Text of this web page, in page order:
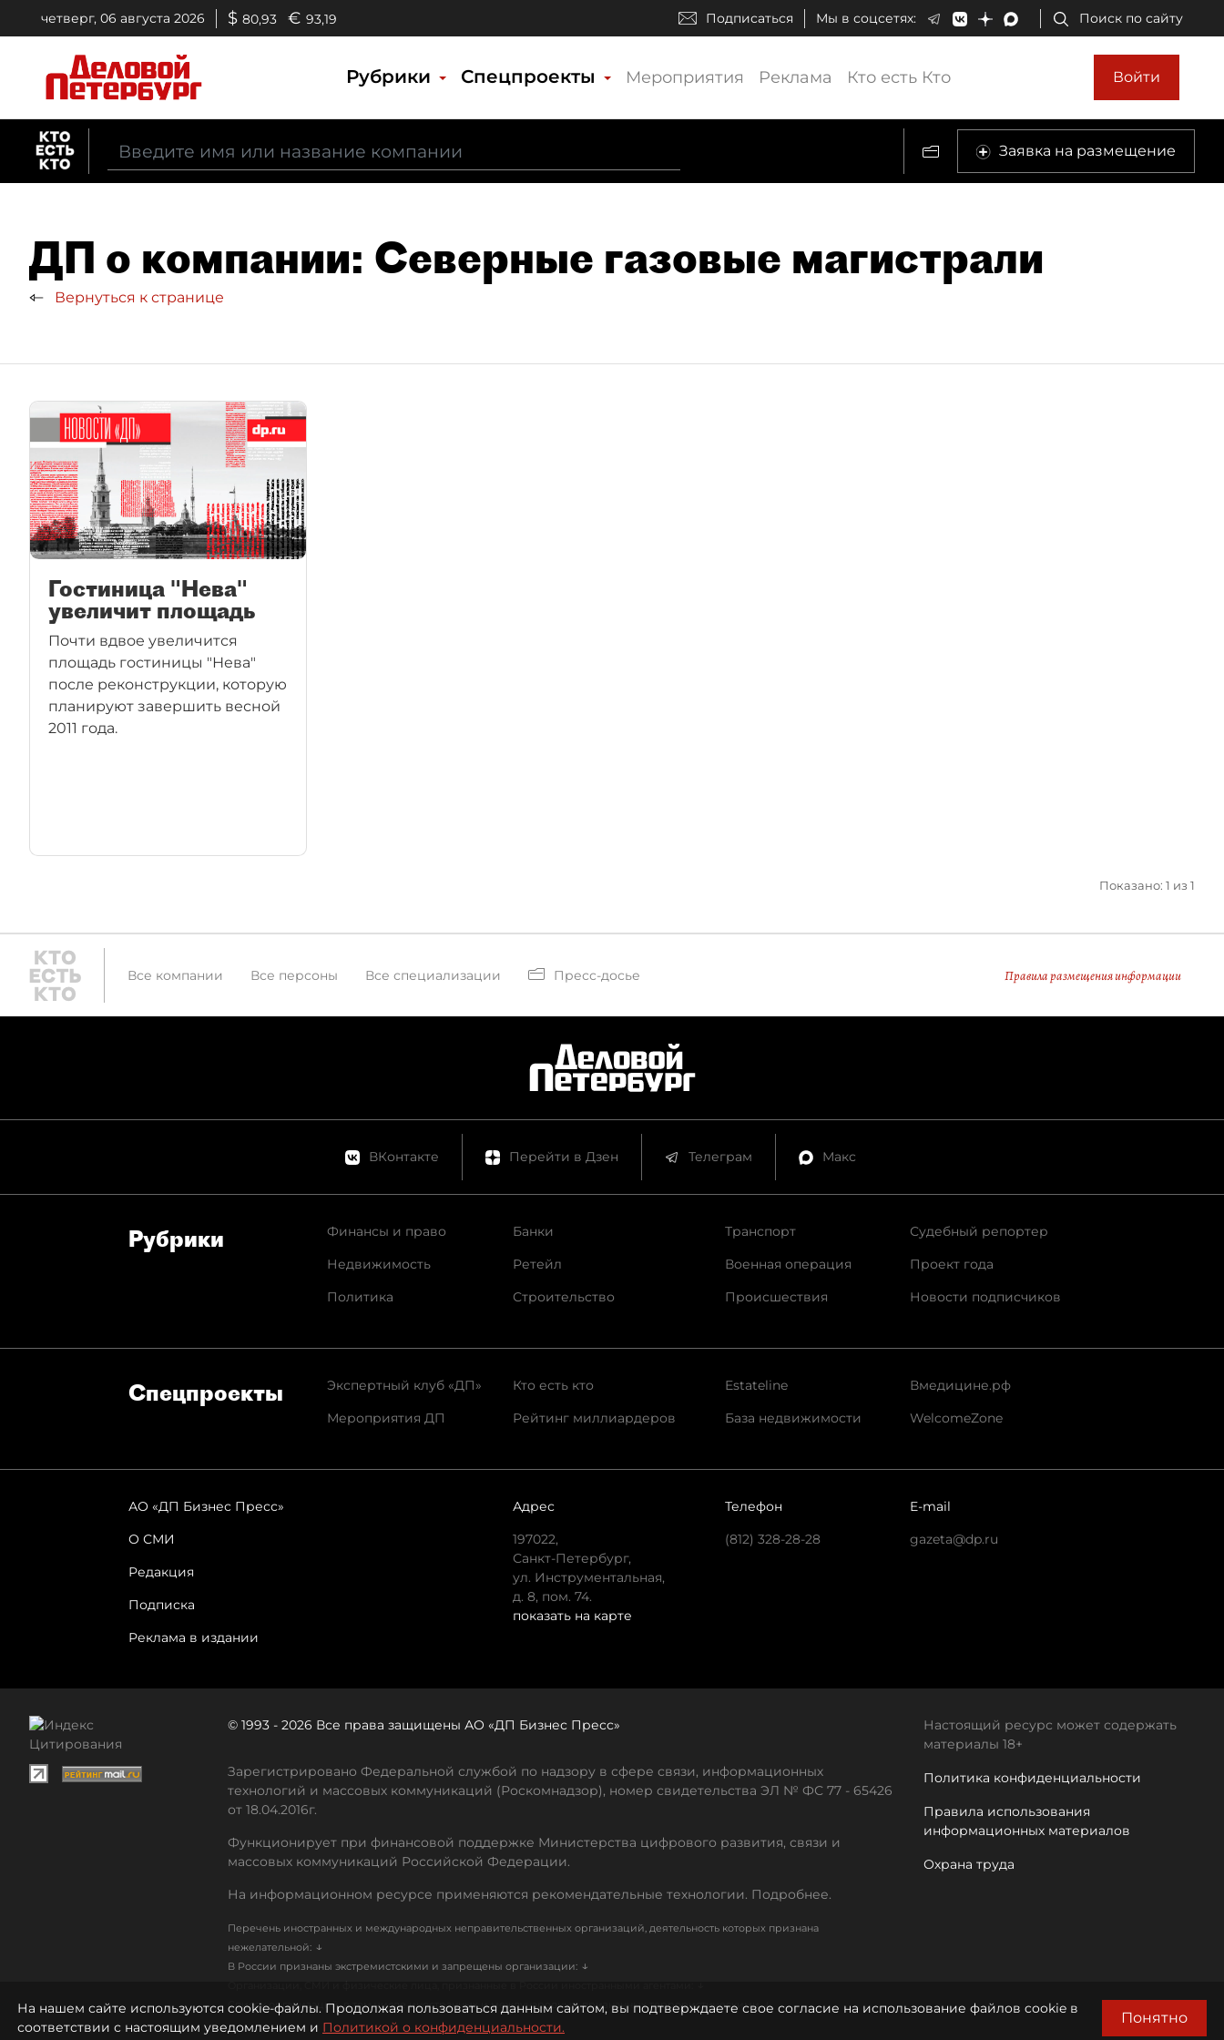
четверг, 06 августа 2026 $ 80,93 € 93,19 Подписаться Мы в соцсетях: Поиск по сайту
Рубрики Спецпроекты Мероприятия Реклама Кто есть Кто Войти
Заявка на размещение
ДП о компании: Северные газовые магистрали
Вернуться к странице
Гостиница "Нева"
увеличит площадь
Почти вдвое увеличится
площадь гостиницы "Нева"
после реконструкции, которую
планируют завершить весной
2011 года.
Показано: 1 из 1
Все компании Все персоны Все специализации Пресс-досье Правила размещения информации
ВКонтакте Перейти в Дзен Телеграм Макс
Рубрики
Финансы и право
Недвижимость
Политика
Банки
Ретейл
Строительство
Транспорт
Военная операция
Происшествия
Судебный репортер
Проект года
Новости подписчиков
Спец­проекты
Экспертный клуб «ДП»
Мероприятия ДП
Кто есть кто
Рейтинг миллиардеров
Estateline
База недвижимости
Вмедицине.рф
WelcomeZone
АО «ДП Бизнес Пресс»
О СМИ
Редакция
Подписка
Реклама в издании
Адрес
197022,
Санкт-Петербург,
ул. Инструментальная,
д. 8, пом. 74.
показать на карте
Телефон
(812) 328-28-28
E-mail
gazeta@dp.ru
© 1993 - 2026 Все права защищены АО «ДП Бизнес Пресс»
Зарегистрировано Федеральной службой по надзору в сфере связи, информационных
технологий и массовых коммуникаций (Роскомнадзор), номер свидетельства ЭЛ № ФС 77 - 65426
от 18.04.2016г.
Функционирует при финансовой поддержке Министерства цифрового развития, связи и
массовых коммуникаций Российской Федерации.
На информационном ресурсе применяются рекомендательные технологии. Подробнее.
Перечень иностранных и международных неправительственных организаций, деятельность которых признана
нежелательной: ↓
В России признаны экстремистскими и запрещены организации: ↓
Список организаций, в том числе иностранных и международных, признанных террористическими↓
Настоящий ресурс может содержать
материалы 18+
Политика конфиденциальности
Правила использования
информационных материалов
Охрана труда
На нашем сайте используются cookie-файлы. Продолжая пользоваться данным сайтом, вы подтверждаете свое согласие на использование файлов cookie в
соответствии с настоящим уведомлением и Политикой о конфиденциальности.
Понятно